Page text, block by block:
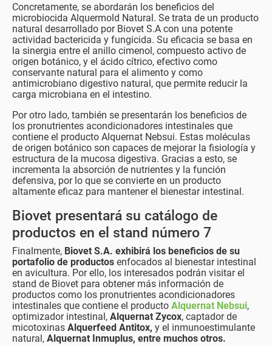
Concretamente, se abordarán los beneficios del
microbiocida Alquermold Natural. Se trata de un producto
natural desarrollado por Biovet S.A con una potente
actividad bactericida y fungicida. Su eficacia se basa en
la sinergia entre el anillo cimenol, compuesto activo de
origen botánico, y el ácido cítrico, efectivo como
conservante natural para el alimento y como
antimicrobiano digestivo natural, que permite reducir la
carga microbiana en el intestino.
Por otro lado, también se presentarán los beneficios de
los pronutrientes acondicionadores intestinales que
contiene el producto Alquernat Nebsui. Estas moléculas
de origen botánico son capaces de mejorar la fisiología y
estructura de la mucosa digestiva. Gracias a esto, se
incrementa la absorción de nutrientes y la función
defensiva, por lo que se convierte en un producto
altamente eficaz para mantener el bienestar intestinal.
Biovet presentará su catálogo de
productos en el stand número 7
Finalmente, Biovet S.A. exhibirá los beneficios de su
portafolio de productos enfocados al bienestar intestinal
en avicultura. Por ello, los interesados podrán visitar el
stand de Biovet para obtener más información de
productos como los pronutrientes acondicionadores
intestinales que contiene el producto Alquernat Nebsui,
optimizador intestinal, Alquernat Zycox, captador de
micotoxinas Alquerfeed Antitox, y el inmunoestimulante
natural, Alquernat Inmuplus, entre muchos otros.